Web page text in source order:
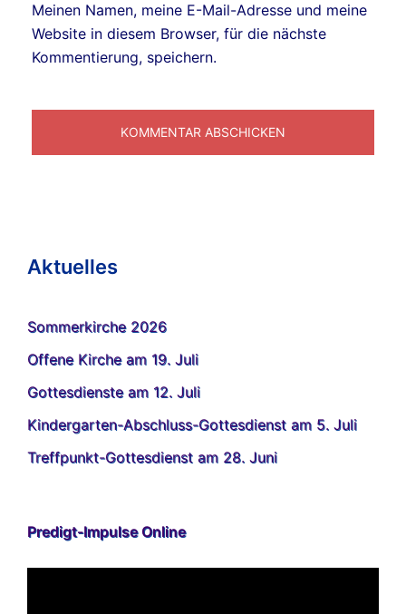
Meinen Namen, meine E-Mail-Adresse und meine
Website in diesem Browser, für die nächste
Kommentierung, speichern.
Aktuelles
Sommerkirche 2026
Offene Kirche am 19. Juli
Gottesdienste am 12. Juli
Kindergarten-Abschluss-Gottesdienst am 5. Juli
Treffpunkt-Gottesdienst am 28. Juni
Predigt-Impulse Online